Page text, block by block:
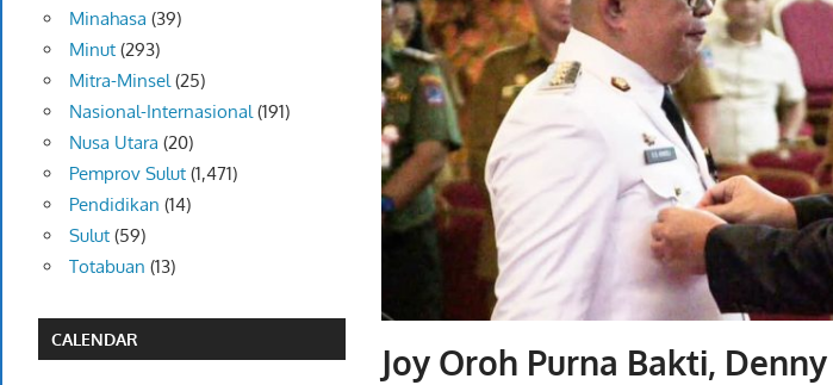
Joy Oroh Purna Bakti,
Minahasa (39)
Minut(293)
Mitra-Minsel(25)
Nasional-Internasional(191)
Nusa Utara (20)
Pemprov Sulut(1,471)
Pendidikan (14)
Sulut(59)
Totabuan (13)
CALENDAR